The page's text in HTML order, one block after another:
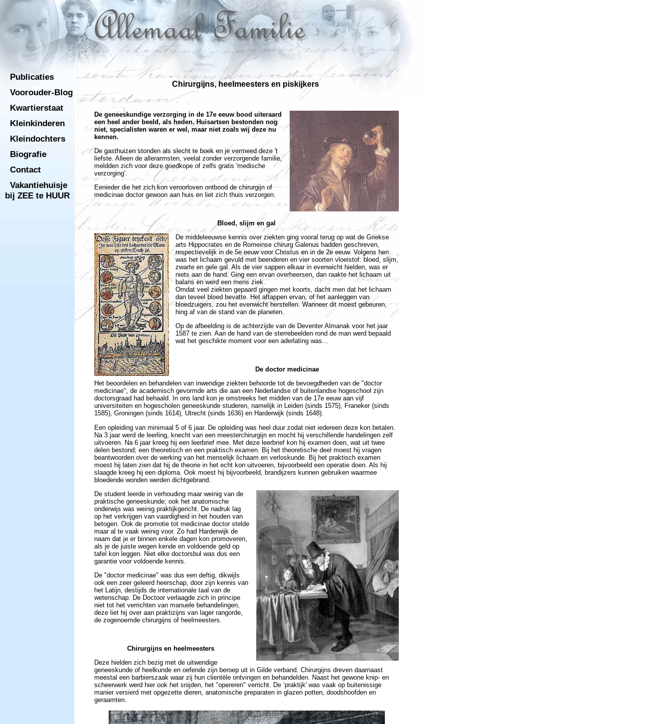
Publicaties
Voorouder-Blog
Kwartierstaat
Kleinkinderen
Kleindochters
Biografie
Contact
Vakantiehuisje
bij ZEE te HUUR
Chirurgijns, heelmeesters en piskijkers
De geneeskundige verzorging in de 17e eeuw bood uiteraard
een heel ander beeld, als heden. Huisartsen bestonden nog
niet, specialisten waren er wel, maar niet zoals wij deze nu
kennen.
De gasthuizen stonden als slecht te boek en je vermeed deze 't
liefste. Alleen de allerarmsten, veelal zonder verzorgende familie,
meldden zich voor deze goedkope of zelfs gratis 'medische
verzorging'.
Eenieder die het zich kon veroorloven ontbood de chirurgijn of
medicinae doctor gewoon aan huis en liet zich thuis verzorgen.
Bloed, slijm en gal
De middeleeuwse kennis over ziekten ging vooral terug op wat de Griekse
arts Hippocrates en de Romeinse chirurg Galenus hadden geschreven,
respectievelijk in de 5e eeuw voor Christus en in de 2e eeuw. Volgens hen
was het lichaam gevuld met beenderen en vier soorten vloeistof: bloed, slijm,
zwarte en gele gal. Als de vier sappen elkaar in evenwicht hielden, was er
niets aan de hand. Ging een ervan overheersen, dan raakte het lichaam uit
balans en werd een mens ziek.
Omdat veel ziekten gepaard gingen met koorts, dacht men dat het lichaam
dan teveel bloed bevatte. Het aftappen ervan, of het aanleggen van
bloedzuigers, zou het evenwicht herstellen. Wanneer dit moest gebeuren,
hing af van de stand van de planeten.
Op de afbeelding is de achterzijde van de Deventer Almanak voor het jaar
1587 te zien. Aan de hand van de sterrebeelden rond de man werd bepaald
wat het geschikte moment voor een aderlating was...
De doctor medicinae
Het beoordelen en behandelen van inwendige ziekten behoorde tot de bevoegdheden van de "doctor
medicinae", de academisch gevormde arts die aan een Nederlandse of buitenlandse hogeschool zijn
doctorsgraad had behaald. In ons land kon je omstreeks het midden van de 17e eeuw aan vijf
universiteiten en hogescholen geneeskunde studeren, namelijk in Leiden (sinds 1575), Franeker (sinds
1585), Groningen (sinds 1614), Utrecht (sinds 1636) en Harderwijk (sinds 1648).
Een opleiding van minimaal 5 of 6 jaar. De opleiding was heel duur zodat niet iedereen deze kon betalen.
Na 3 jaar werd de leerling, knecht van een meesterchirurgijn en mocht hij verschillende handelingen zelf
uitvoeren. Na 6 jaar kreeg hij een leerbrief mee. Met deze leerbrief kon hij examen doen, wat uit twee
delen bestond; een theoretisch en een praktisch examen. Bij het theoretische deel moest hij vragen
beantwoorden over de werking van het menselijk lichaam en verloskunde. Bij het praktisch examen
moest hij laten zien dat hij de theorie in het echt kon uitvoeren, bijvoorbeeld een operatie doen. Als hij
slaagde kreeg hij een diploma. Ook moest hij bijvoorbeeld, brandijzers kunnen gebruiken waarmee
bloedende wonden werden dichtgebrand.
De student leerde in verhouding maar weinig van de
praktische geneeskunde; ook het anatomische
onderwijs was weinig praktijkgericht. De nadruk lag
op het verkrijgen van vaardigheid in het houden van
betogen. Ook de promotie tot medicinae doctor stelde
maar al te vaak weinig voor. Zo had Harderwijk de
naam dat je er binnen enkele dagen kon promoveren,
als je de juiste wegen kende en voldoende geld op
tafel kon leggen. Niet elke doctorsbul was dus een
garantie voor voldoende kennis.
De "doctor medicinae" was dus een deftig, dikwijls
ook een zeer geleerd heerschap, door zijn kennis van
het Latijn, destijds de internationale taal van de
wetenschap. De Doctoor verlaagde zich in principe
niet tot het verrichten van manuele behandelingen,
deze liet hij over aan praktizijns van lager rangorde,
de zogenoemde chirurgijns of heelmeesters.
Chirurgijns en heelmeesters
Deze hielden zich bezig met de uitwendige
geneeskunde of heelkunde en oefende zijn beroep uit in Gilde verband. Chirurgijns dreven daarnaast
meestal een barbierszaak waar zij hun clientèle ontvingen en behandelden. Naast het gewone knip- en
scheerwerk werd hier ook het snijden, het "opereren" verricht. De ‘praktijk' was vaak op buitenissige
manier versierd met opgezette dieren, anatomische preparaten in glazen potten, doodshoofden en
geraamten.